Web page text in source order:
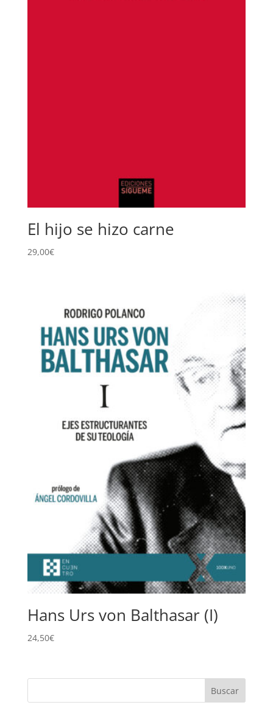
El hijo se hizo carne
29,00€
Hans Urs von Balthasar (I)
24,50€